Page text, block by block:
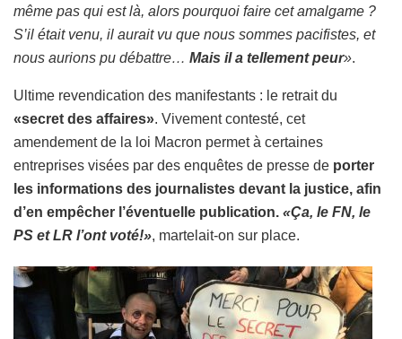
même pas qui est là, alors pourquoi faire cet amalgame ?
S’il était venu, il aurait vu que nous sommes pacifistes, et
nous aurions pu débattre… Mais il a tellement peur».
Ultime revendication des manifestants : le retrait du
«secret des affaires». Vivement contesté, cet
amendement de la loi Macron permet à certaines
entreprises visées par des enquêtes de presse de porter
les informations des journalistes devant la justice, afin
d’en empêcher l’éventuelle publication. «Ça, le FN, le
PS et LR l’ont voté!», martelait-on sur place.